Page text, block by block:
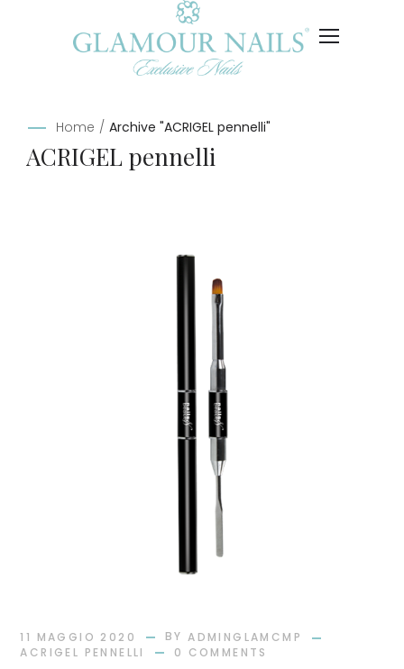
Home / Archive "ACRIGEL pennelli"
ACRIGEL pennelli
11 MAGGIO 2020 BY ADMINGLAMCMP
ACRIGEL PENNELLI
0 COMMENTS